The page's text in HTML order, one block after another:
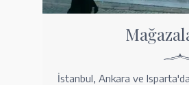
İstanbul, Ankara ve